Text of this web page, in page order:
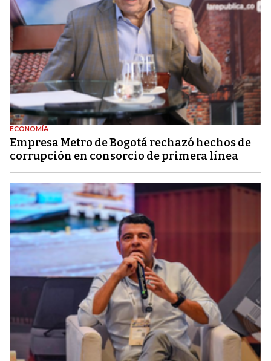
ECONOMÍA
Empresa Metro de Bogotá rechazó hechos de
corrupción en consorcio de primera línea